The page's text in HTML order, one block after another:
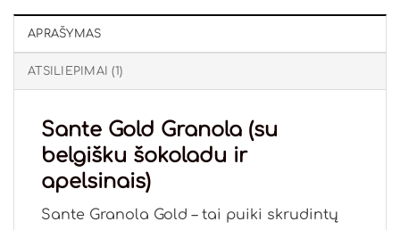
APRAŠYMAS
ATSILIEPIMAI (1)
Sante Gold Granola (su
belgišku šokoladu ir
apelsinais)
Sante Granola Gold – tai puiki skrudintų